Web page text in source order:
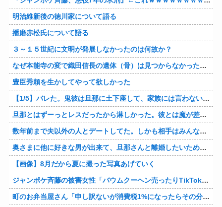
明治維新後の徳川家について語る
播磨赤松氏について語る
３～１５世紀に文明が発展しなかったのは何故か？
なぜ本能寺の変で織田信長の遺体（骨）は見つからなかったのか
豊臣秀頼を生かしてやって欲しかった
【1/5】バレた。鬼彼は旦那に土下座して、家族には言わないで下さいって…。いつの間にか子供も出来ていたようで私はドン引きでした。→お前の旦那はお前にドン引きだよｗ
旦那とはずーっとレスだったから淋しかった。彼とは魔が差したというか恋に恋してしまって… 結婚してくれ！って言われたけど、それは彼が毎日色々したいだけ。やっと目が覚めた。
数年前まで夫以外の人とデートしてた。しかも相手はみんな夫の仕事関係の人。例えるなら夫はサッカーチームの管理栄養士、デート相手複数人は全員そのサッカーチーム選手みたいな。
奥さまに他に好きな男が出来て、旦那さんと離婚したいため旦那さんのＤＶをでっちあげて、まんまと周りを騙している話を聞いたのは、未来の鬼女たちだったｗ
【画像】8月だから夏に撮った写真あげていく
ジャンポケ斉藤の被害女性「バウムクーヘン売ったりTikTokライブしててムカついたから示談しなかった」
町のお弁当屋さん「申し訳ないが消費税1%になったらその分商品代を値上げするわ」 「うちも！」